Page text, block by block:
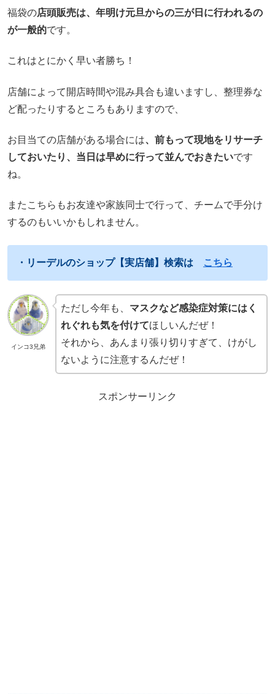
福袋の店頭販売は、年明け元旦からの三が日に行われるの
が一般的です。
これはとにかく早い者勝ち！
店舗によって開店時間や混み具合も違いますし、整理券な
ど配ったりするところもありますので、
お目当ての店舗がある場合には、前もって現地をリサーチ
しておいたり、当日は早めに行って並んでおきたいです
ね。
またこちらもお友達や家族同士で行って、チームで手分け
するのもいいかもしれません。
・リーデルのショップ【実店舗】検索は こちら
インコ3兄弟
ただし今年も、 マスクなど感染症対策にはく
れぐれも気を付けてほしいんだぜ！
それから、あんまり張り切りすぎて、けがし
ないように注意するんだぜ！
スポンサーリンク